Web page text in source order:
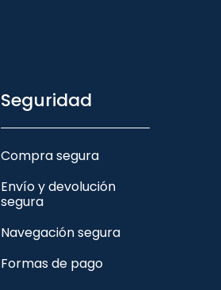
Seguridad
Compra segura
Envío y devolución
segura
Navegación segura
Formas de pago